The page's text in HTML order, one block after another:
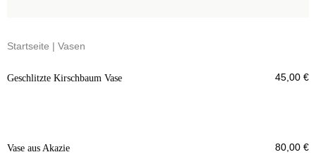
Startseite | Vasen
Geschlitzte Kirschbaum Vase 45,00 €
Vase aus Akazie 80,00 €